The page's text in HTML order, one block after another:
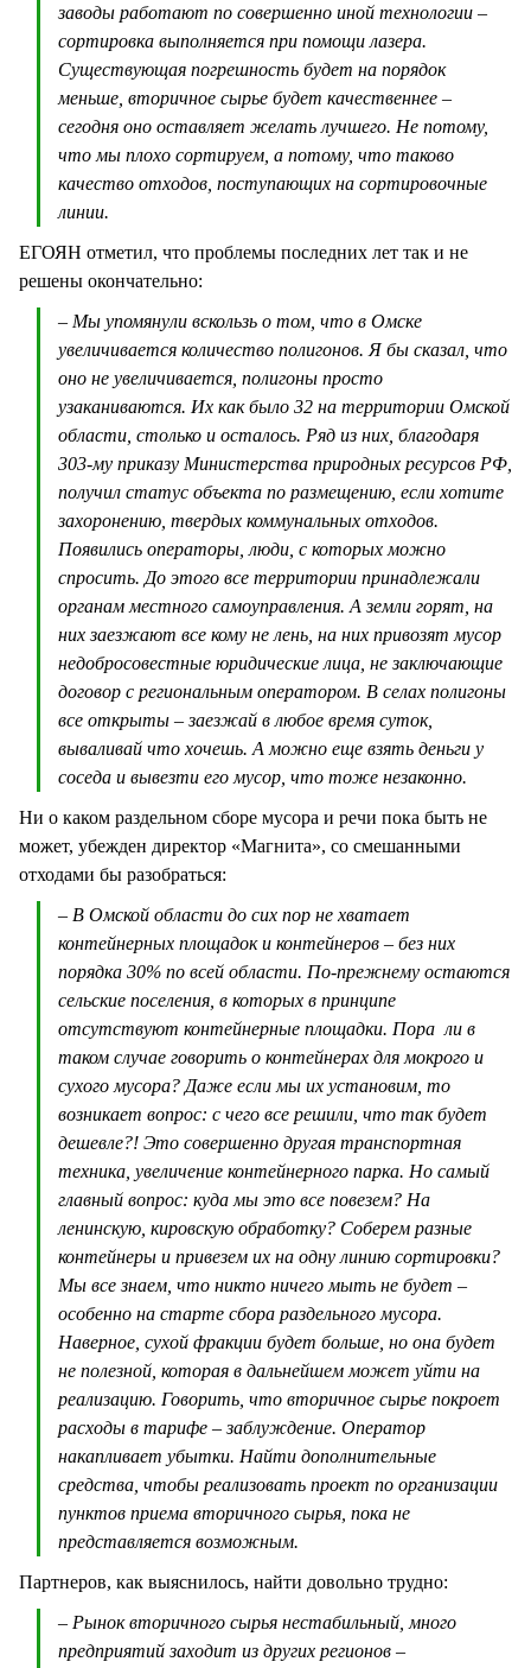
заводы работают по совершенно иной технологии –
сортировка выполняется при помощи лазера.
Существующая погрешность будет на порядок
меньше, вторичное сырье будет качественнее –
сегодня оно оставляет желать лучшего. Не потому,
что мы плохо сортируем, а потому, что таково
качество отходов, поступающих на сортировочные
линии.
ЕГОЯН отметил, что проблемы последних лет так и не
решены окончательно:
– Мы упомянули вскользь о том, что в Омске
увеличивается количество полигонов. Я бы сказал, что
оно не увеличивается, полигоны просто
узаканиваются. Их как было 32 на территории Омской
области, столько и осталось. Ряд из них, благодаря
303-му приказу Министерства природных ресурсов РФ,
получил статус объекта по размещению, если хотите
захоронению, твердых коммунальных отходов.
Появились операторы, люди, с которых можно
спросить. До этого все территории принадлежали
органам местного самоуправления. А земли горят, на
них заезжают все кому не лень, на них привозят мусор
недобросовестные юридические лица, не заключающие
договор с региональным оператором. В селах полигоны
все открыты – заезжай в любое время суток,
вываливай что хочешь. А можно еще взять деньги у
соседа и вывезти его мусор, что тоже незаконно.
Ни о каком раздельном сборе мусора и речи пока быть не
может, убежден директор «Магнита», со смешанными
отходами бы разобраться:
– В Омской области до сих пор не хватает
контейнерных площадок и контейнеров – без них
порядка 30% по всей области. По-прежнему остаются
сельские поселения, в которых в принципе
отсутствуют контейнерные площадки. Пора ли в
таком случае говорить о контейнерах для мокрого и
сухого мусора? Даже если мы их установим, то
возникает вопрос: с чего все решили, что так будет
дешевле?! Это совершенно другая транспортная
техника, увеличение контейнерного парка. Но самый
главный вопрос: куда мы это все повезем? На
ленинскую, кировскую обработку? Соберем разные
контейнеры и привезем их на одну линию сортировки?
Мы все знаем, что никто ничего мыть не будет –
особенно на старте сбора раздельного мусора.
Наверное, сухой фракции будет больше, но она будет
не полезной, которая в дальнейшем может уйти на
реализацию. Говорить, что вторичное сырье покроет
расходы в тарифе – заблуждение. Оператор
накапливает убытки. Найти дополнительные
средства, чтобы реализовать проект по организации
пунктов приема вторичного сырья, пока не
представляется возможным.
Партнеров, как выяснилось, найти довольно трудно:
– Рынок вторичного сырья нестабильный, много
предприятий заходит из других регионов –